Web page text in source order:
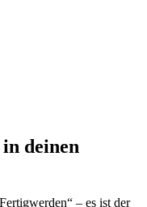
deinen
– es ist der